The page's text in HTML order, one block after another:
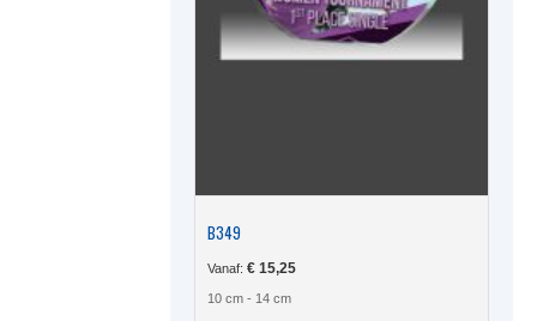
B349
Vanaf:€ 15,25
10 cm - 14 cm